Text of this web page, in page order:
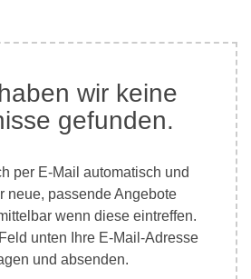
wir keine
gefunden.
per E-Mail automatisch und
neue, passende Angebote
wenn diese eintreffen.
unten Ihre E-Mail-Adresse
und absenden.